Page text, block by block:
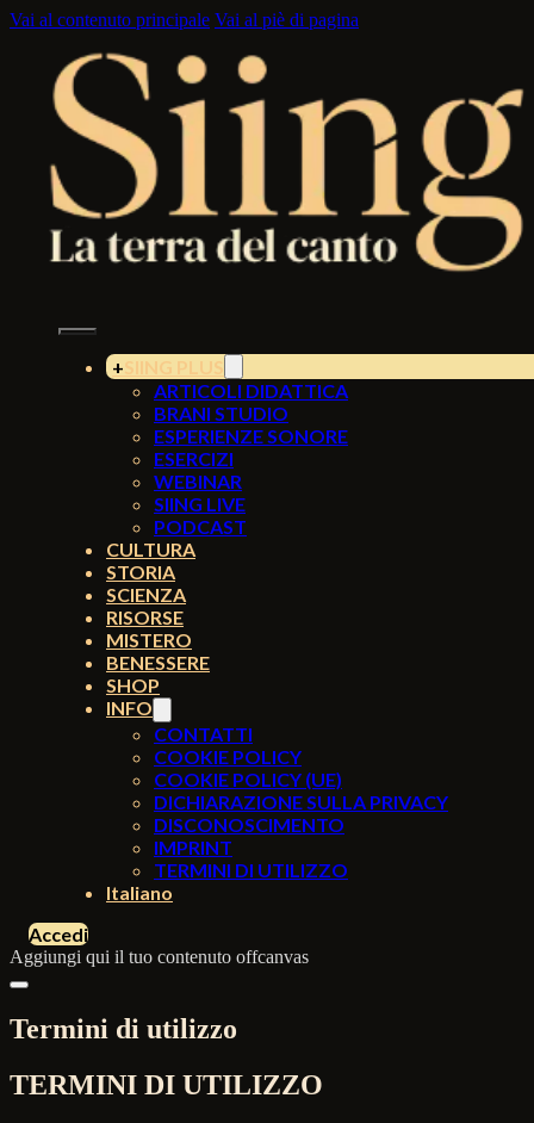
Vai al contenuto principale Vai al piè di pagina
SIING PLUS
ARTICOLI DIDATTICA
BRANI STUDIO
ESPERIENZE SONORE
ESERCIZI
WEBINAR
SIING LIVE
PODCAST
CULTURA
STORIA
SCIENZA
RISORSE
MISTERO
BENESSERE
SHOP
INFO
CONTATTI
COOKIE POLICY
COOKIE POLICY (UE)
DICHIARAZIONE SULLA PRIVACY
DISCONOSCIMENTO
IMPRINT
TERMINI DI UTILIZZO
Italiano
Accedi
Aggiungi qui il tuo contenuto offcanvas
Termini di utilizzo
TERMINI DI UTILIZZO